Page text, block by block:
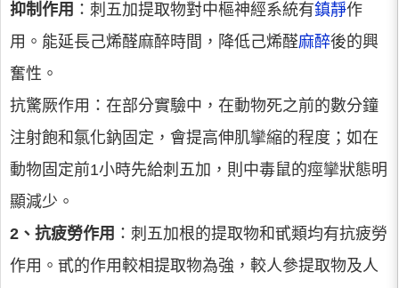
抑制作用 ：刺五加提取物對中樞神經系統有鎮靜作
用。能延長己烯醛麻醉時間，降低己烯醛麻醉後的興
奮性。
抗驚厥作用：在部分實驗中，在動物死之前的數分鐘
注射飽和氯化鈉固定，會提高伸肌攣縮的程度；如在
動物固定前1小時先給刺五加，則中毒鼠的痙攣狀態明
顯減少。
2、抗疲勞作用 ：刺五加根的提取物和甙類均有抗疲勞
作用。甙的作用較相提取物為強，較人參提取物及人